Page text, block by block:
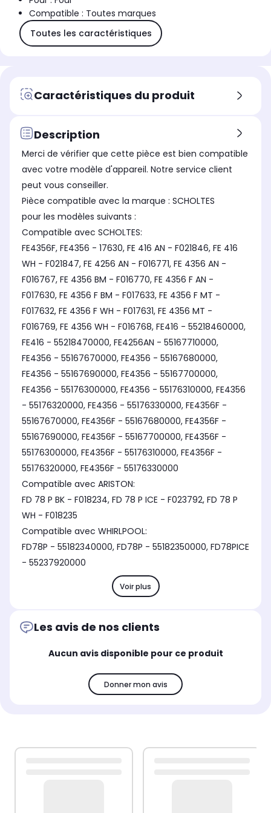
Compatible : Toutes marques
Toutes les caractéristiques
Caractéristiques du produit
Description
Merci de vérifier que cette pièce est bien compatible
avec votre modèle d'appareil. Notre service client
peut vous conseiller.
Pièce compatible avec la marque : SCHOLTES
pour les modèles suivants :
Compatible avec SCHOLTES:
FE4356F, FE4356 - 17630, FE 416 AN - F021846, FE 416
WH - F021847, FE 4256 AN - F016771, FE 4356 AN -
F016767, FE 4356 BM - F016770, FE 4356 F AN -
F017630, FE 4356 F BM - F017633, FE 4356 F MT -
F017632, FE 4356 F WH - F017631, FE 4356 MT -
F016769, FE 4356 WH - F016768, FE416 - 55218460000,
FE416 - 55218470000, FE4256AN - 55167710000,
FE4356 - 55167670000, FE4356 - 55167680000,
FE4356 - 55167690000, FE4356 - 55167700000,
FE4356 - 55176300000, FE4356 - 55176310000, FE4356
- 55176320000, FE4356 - 55176330000, FE4356F -
55167670000, FE4356F - 55167680000, FE4356F -
55167690000, FE4356F - 55167700000, FE4356F -
55176300000, FE4356F - 55176310000, FE4356F -
55176320000, FE4356F - 55176330000
Compatible avec ARISTON:
FD 78 P BK - F018234, FD 78 P ICE - F023792, FD 78 P
WH - F018235
Compatible avec WHIRLPOOL:
FD78P - 55182340000, FD78P - 55182350000, FD78PICE
- 55237920000
Voir plus
Les avis de nos clients
Aucun avis disponible pour ce produit
Donner mon avis